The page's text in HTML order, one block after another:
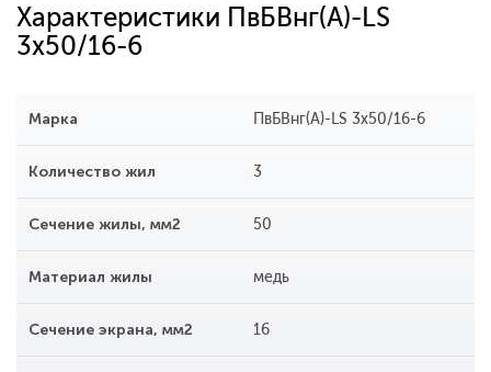
Характеристики ПвБВнг(A)-LS
3x50/16-6
Марка ПвБВнг(A)-LS 3x50/16-6
Количество жил 3
Сечение жилы, мм2 50
Материал жилы медь
Сечение экрана, мм2 16